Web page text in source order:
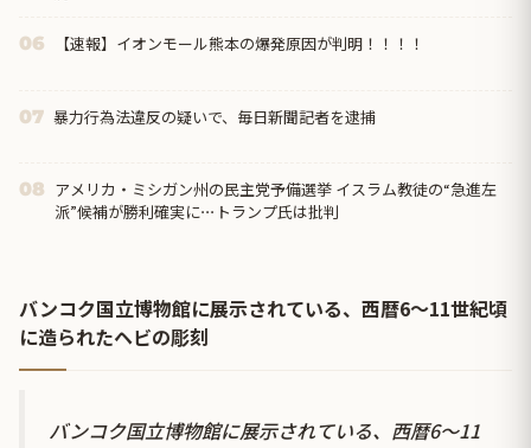
06 【速報】イオンモール熊本の爆発原因が判明！！！！
07 暴力行為法違反の疑いで、毎日新聞記者を逮捕
08 アメリカ・ミシガン州の民主党予備選挙 イスラム教徒の“急進左
派”候補が勝利確実に⋯トランプ氏は批判
バンコク国立博物館に展示されている、西暦6〜11世紀頃
に造られたヘビの彫刻
バンコク国立博物館に展示されている、西暦6〜11